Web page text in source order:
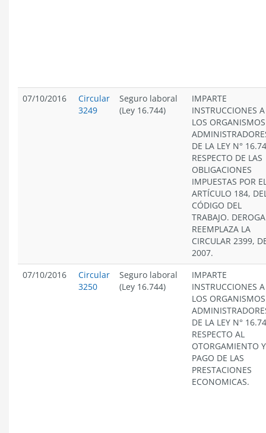
07/10/2016
Circular
3249
Seguro laboral
(Ley 16.744)
IMPARTE
INSTRUCCIONES A
LOS ORGANISMOS
DE LA LEY N°
RESPECTO DE LAS
OBLIGACIONES
IMPUESTAS POR
ARTÍCULO 184,
CÓDIGO DEL
TRABAJO.
REEMPLAZA LA
CIRCULAR 2399,
2007.
07/10/2016
Circular
3250
Seguro laboral
(Ley 16.744)
IMPARTE
INSTRUCCIONES A
LOS ORGANISMOS
DE LA LEY N°
RESPECTO AL
OTORGAMIENTO Y
PAGO DE LAS
PRESTACIONES
ECONOMICAS.